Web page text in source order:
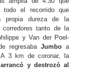
todo el recorrido que
propia dureza de la
tanto de la
y Van der Poel-
regresaba Jumbo a
A 3 km de coronar, la
y destrozó al